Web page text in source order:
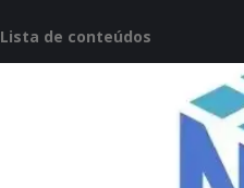
Lista de conteúdos